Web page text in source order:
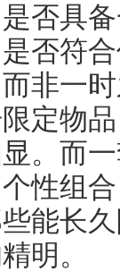
否具
否符
非一
定物
。而
性组
能长
明。